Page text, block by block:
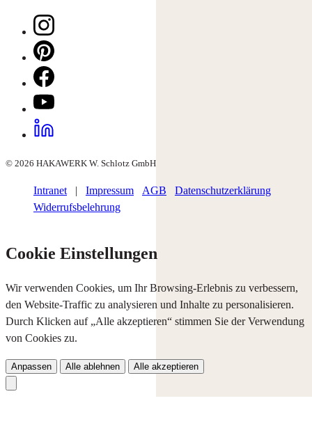
© 2026 HAKAWERK W. Schlotz GmbH
Intranet | Impressum AGB
Datenschutzerklärung
Widerrufsbelehrung
Cookie Einstellungen
Wir verwenden Cookies, um Ihr Browsing-Erlebnis zu verbessern,
den Website-Traffic zu analysieren und Inhalte zu personalisieren.
Durch Klicken auf „Alle akzeptieren“ stimmen Sie der Verwendung
von Cookies zu.
Anpassen Alle ablehnen Alle akzeptieren